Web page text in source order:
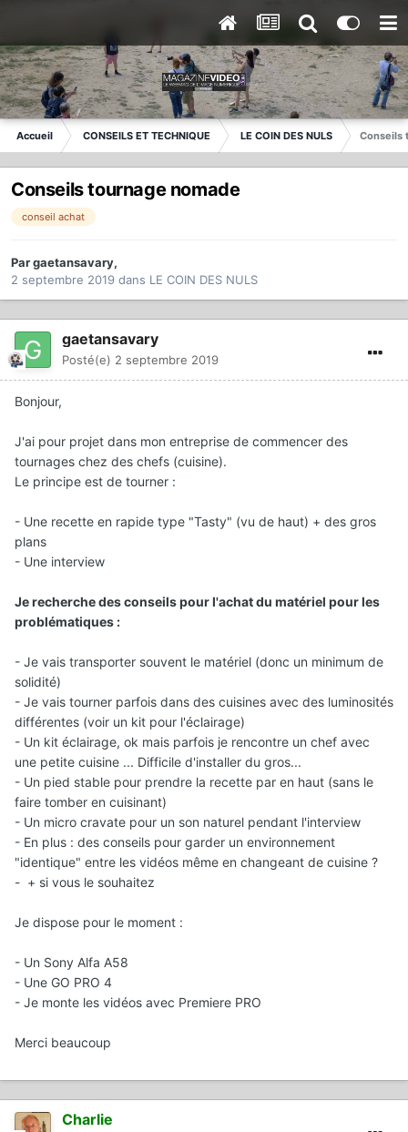
Accueil CONSEILS ET TECHNIQUE LE COIN DES NULS Conseils
Conseils tournage nomade
conseil achat
Pargaetansavary,
2 septembre 2019 dans LE COIN DES NULS
gaetansavary
Posté(e) 2 septembre 2019
Bonjour,
J'ai pour projet dans mon entreprise de commencer des
tournages chez des chefs (cuisine).
Le principe est de tourner :
- Une recette en rapide type "Tasty" (vu de haut) + des gros
plans
- Une interview
Je recherche des conseils pour l'achat du matériel pour les
problématiques :
- Je vais transporter souvent le matériel (donc un minimum de
solidité)
- Je vais tourner parfois dans des cuisines avec des luminosités
différentes (voir un kit pour l'éclairage)
- Un kit éclairage, ok mais parfois je rencontre un chef avec
une petite cuisine ... Difficile d'installer du gros...
- Un pied stable pour prendre la recette par en haut (sans le
faire tomber en cuisinant)
- Un micro cravate pour un son naturel pendant l'interview
- En plus : des conseils pour garder un environnement
"identique" entre les vidéos même en changeant de cuisine ?
- + si vous le souhaitez
Je dispose pour le moment :
- Un Sony Alfa A58
- Une GO PRO 4
- Je monte les vidéos avec Premiere PRO
Merci beaucoup
Charlie